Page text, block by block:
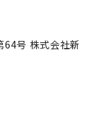
64号 株式会社新